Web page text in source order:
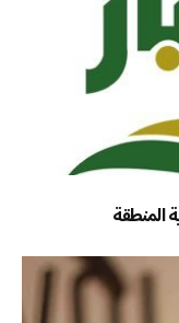
المنطقة